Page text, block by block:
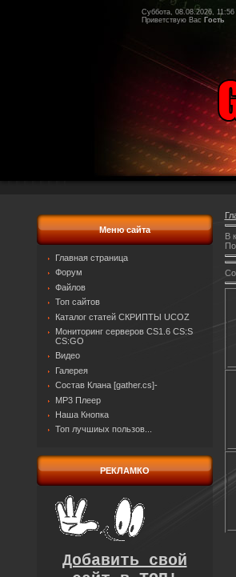
Суббота, 08.08.2026, 11:56
Приветствую Вас Гость
Меню сайта
Главная страница
Форум
Файлов
Топ сайтов
Каталог статей СКРИПТЫ UCOZ
Мониторинг серверов CS1.6 CS:S
CS:GO
Видео
Галерея
Состав Клана [gather.cs]-
MP3 Плеер
Наша Кнопка
Топ лучшиых пользов...
РЕКЛАМКО
Добавить свой
В